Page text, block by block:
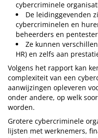
cybercriminele
De leidinggevenden
cybercriminelen en
beheerders en
Ze kunnen
HR) en zelfs aan
Volgens het rapport kan
complexiteit van een
aanwijzingen opleveren
onder andere, op welk
worden.
Grotere cybercriminele
lijsten met werknemers,